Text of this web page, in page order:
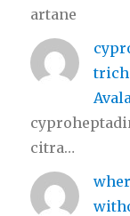
artane
citra…